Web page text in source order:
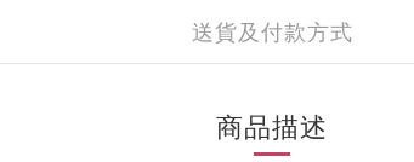
送貨及付款方式
商品描述